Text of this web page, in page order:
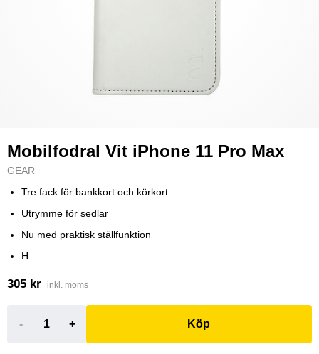
Mobilfodral Vit iPhone 11 Pro Max
GEAR
Tre fack för bankkort och körkort
Utrymme för sedlar
Nu med praktisk ställfunktion
H...
305 kr inkl. moms
- + Köp